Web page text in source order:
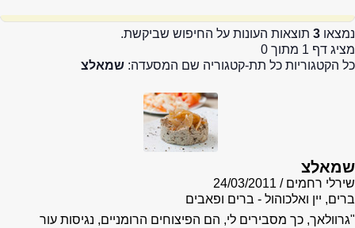
נמצאו 3 תוצאות העונות על החיפוש שביקשת.
מציג דף 1 מתוך 0
כל הקטגוריות כל תת-קטגוריה שם המסעדה: שמאלצ
שמאלצ
שירלי רחמים
24/03/2011
ברים, יין ואלכוהול - ברים ופאבים
"גרוולאך, כך מסבירים לי, הם הפיצוחים הרומניים, נגיסות עור